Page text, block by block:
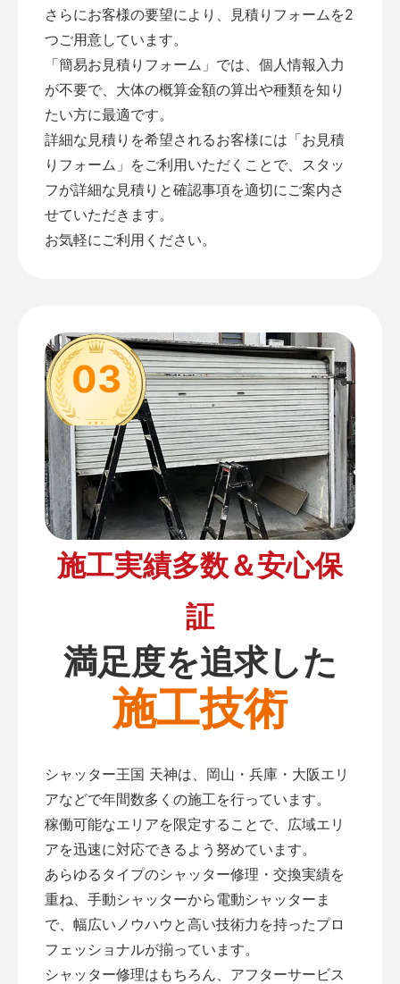
さらにお客様の要望により、見積りフォームを2
つご用意しています。
「簡易お見積りフォーム 」では、個人情報入力
が不要で、大体の概算金額の算出や種類を知り
たい方に最適です。
詳細な見積りを希望されるお客様には「お見積
りフォーム 」をご利用いただくことで、スタッ
フが詳細な見積りと確認事項を適切にご案内さ
せていただきます。
お気軽にご利用ください。
03
施工実績多数＆安心保
証
満足度を追求した
施工技術
シャッター王国 天神は、岡山・兵庫・大阪エリ
アなどで年間数多くの施工を行っています。
稼働可能なエリアを限定することで、広域エリ
アを迅速に対応できるよう努めています。
あらゆるタイプのシャッター修理・交換実績を
重ね、手動シャッターから電動シャッターま
で、幅広いノウハウと高い技術力を持ったプロ
フェッショナルが揃っています。
シャッター修理はもちろん、アフターサービス